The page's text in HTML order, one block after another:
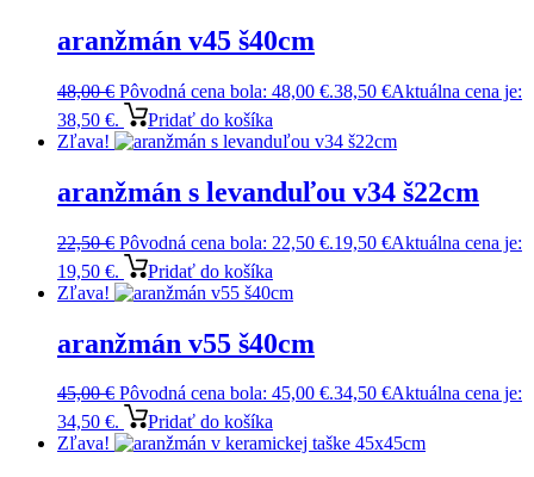
aranžmán v45 š40cm
48,00€ Pôvodná cena bola: 48,00 €.38,50 €Aktuálna cena je:
38,50 €.
Pridať do košíka
Zľava!
aranžmán s levanduľou v34 š22cm
22,50€ Pôvodná cena bola: 22,50 €.19,50 €Aktuálna cena je:
19,50 €.
Pridať do košíka
Zľava!
aranžmán v55 š40cm
45,00€ Pôvodná cena bola: 45,00 €.34,50 €Aktuálna cena je:
34,50 €.
Pridať do košíka
Zľava!